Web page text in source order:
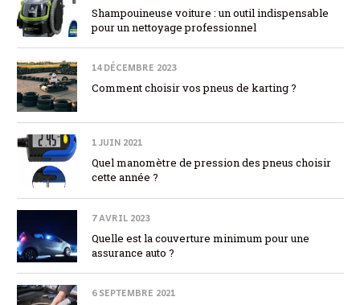
Shampouineuse voiture : un outil indispensable
pour un nettoyage professionnel
14 DÉCEMBRE 2023
Comment choisir vos pneus de karting ?
1 JUIN 2021
Quel manomètre de pression des pneus choisir
cette année ?
7 AVRIL 2023
Quelle est la couverture minimum pour une
assurance auto ?
6 SEPTEMBRE 2021